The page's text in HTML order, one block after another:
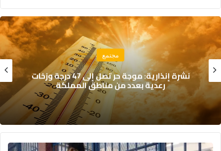
مجتمع
نشرة إنذارية: موجة حر تصل إلى 47 درجة وزخات
رعدية بعدد من مناطق المملكة
ا